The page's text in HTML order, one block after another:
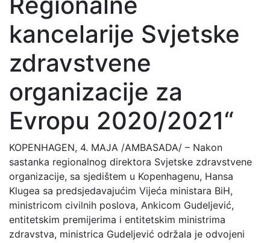
kancelarije Svjetske
zdravstvene
organizacije za
Evropu 2020/2021“
KOPENHAGEN, 4. MAJA /AMBASADA/ – Nakon
sastanka regionalnog direktora Svjetske zdravstvene
organizacije, sa sjedištem u Kopenhagenu, Hansa
Klugea sa predsjedavajućim Vijeća ministara BiH,
ministricom civilnih poslova, Ankicom Gudeljević,
entitetskim premijerima i entitetskim ministrima
zdravstva, ministrica Gudeljević održala je odvojeni